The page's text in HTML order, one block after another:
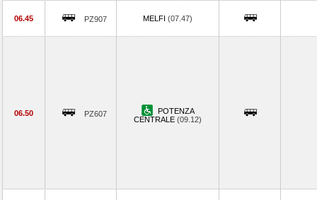
06.45 PZ907 MELFI (07.47)
06.50 PZ607
POTENZA
CENTRALE (09.12)